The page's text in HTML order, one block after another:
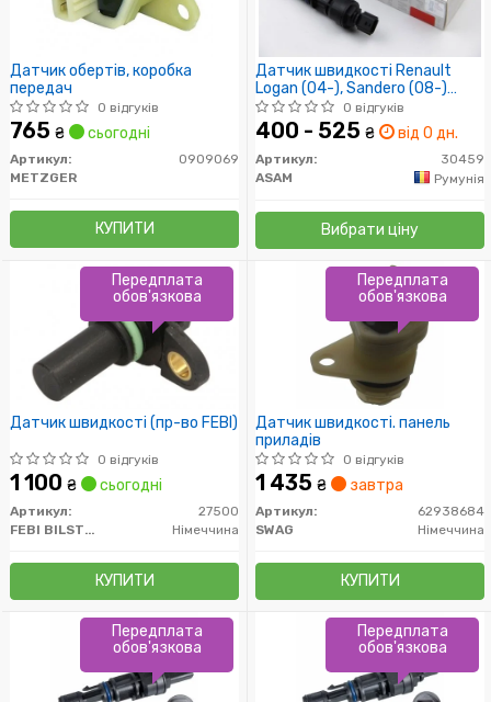
Датчик обертів, коробка
передач
0 відгуків
765 ₴ сьогодні
Артикул:
0909069
METZGER
КУПИТИ
Датчик швидкості Renault
Logan (04-), Sandero (08-)
(30459) Asam0 відгуків
400 - 525 ₴ від 0 дн.
Артикул:
30459
ASAM
Румунія
Вибрати ціну
Датчик швидкості (пр-во FEBI)
0 відгуків
1 100 ₴ сьогодні
Артикул:
27500
FEBI BILSTEIN
Німеччина
КУПИТИ
Передплата
обов'язкова
Датчик швидкості. панель
приладів
0 відгуків
1 435 ₴ завтра
Артикул:
62938684
SWAG
Німеччина
КУПИТИ
Передплата
обов'язкова
Передплата
обов'язкова
Передплата
обов'язкова